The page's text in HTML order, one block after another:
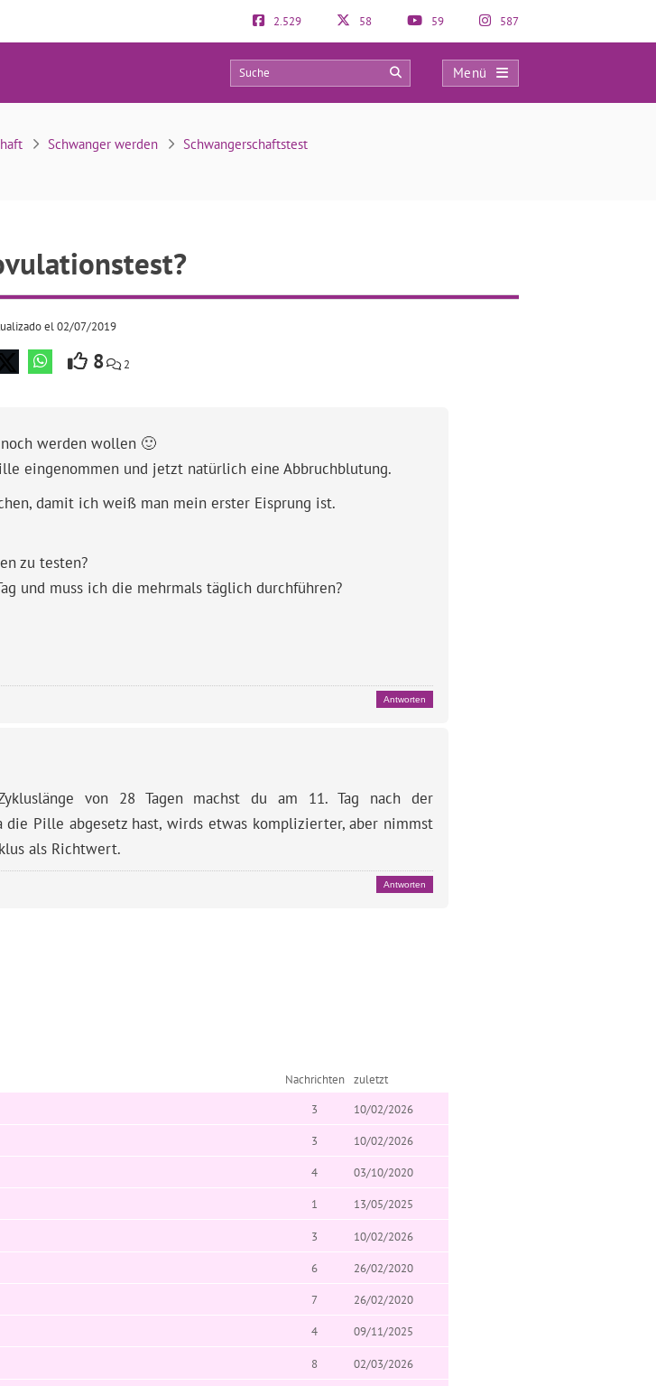
2.529 58 59 587
Menü
ovulationstest?
6 0
Schwanger werden Schwangerschaftstest
el 02/07/2019
8 2
werden wollen 🙂
eingenommen und jetzt natürlich eine Abbruchblutung.
damit ich weiß man mein erster Eisprung ist.
zu testen?
und muss ich die mehrmals täglich durchführen?
Antworten
von 28 Tagen machst du am 11. Tag nach der
die Pille abgesetz hast, wirds etwas komplizierter, aber nimmst
als Richtwert.
Antworten
Nachrichten
zuletzt
3 10/02/2026
3 10/02/2026
4 03/10/2020
1 13/05/2025
3 10/02/2026
6 26/02/2020
7 26/02/2020
4 09/11/2025
8 02/03/2026